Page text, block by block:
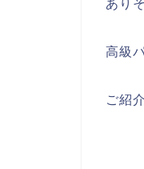
あり
高級
ご紹